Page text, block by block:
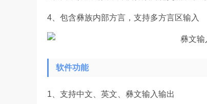
4、包含彝族内部方言，支持多方言区输入
软件功能
1、支持中文、英文、彝文输入输出